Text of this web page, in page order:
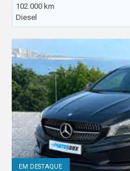
102.000 km
Diesel
EM DESTAQUE